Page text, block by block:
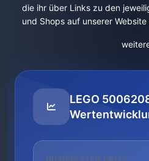
die ihr über Links zu den
und Shops auf unserer
LEGO
NIEDRIGSTER PREIS